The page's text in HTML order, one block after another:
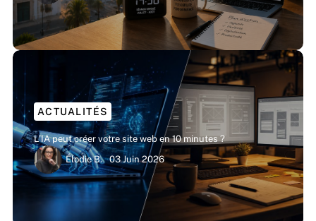
ACTUALITÉS
L’IA peut créer votre site web en 10 minutes ?
Élodie B.
03 Juin 2026